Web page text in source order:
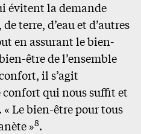
évitent la demande
terre, d’eau et d’autres
en assurant le bien-
être de l’ensemble
il s’agit
qui nous suffit et
« Le bien-être pour tous
»8.